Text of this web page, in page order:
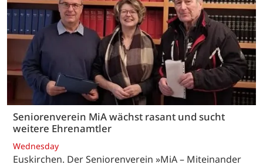
Seniorenverein MiA wächst rasant und sucht
weitere Ehrenamtler
Wednesday
Euskirchen. Der Seniorenverein »MiA – Miteinander